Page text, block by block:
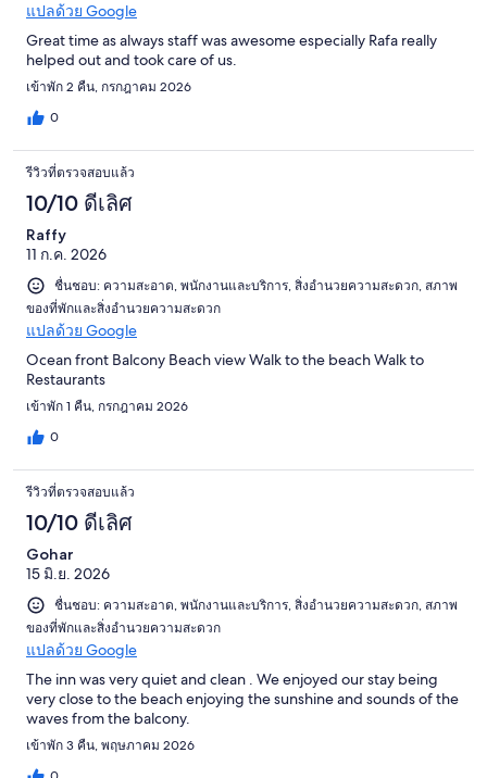
แปลด้วย Google
Great time as always staff was awesome especially Rafa really
helped out and took care of us.
เข้าพัก 2 คืน, กรกฎาคม 2026
0
รีวิวที่ตรวจสอบแล้ว
10/10 ดีเลิศ
Raffy
11 ก.ค. 2026
ชื่นชอบ: ความสะอาด, พนักงานและบริการ, สิ่งอำนวยความสะดวก, สภาพ
ของที่พักและสิ่งอำนวยความสะดวก
แปลด้วย Google
Ocean front Balcony Beach view Walk to the beach Walk to
Restaurants
เข้าพัก 1 คืน, กรกฎาคม 2026
0
รีวิวที่ตรวจสอบแล้ว
10/10 ดีเลิศ
Gohar
15 มิ.ย. 2026
ชื่นชอบ: ความสะอาด, พนักงานและบริการ, สิ่งอำนวยความสะดวก, สภาพ
ของที่พักและสิ่งอำนวยความสะดวก
แปลด้วย Google
The inn was very quiet and clean . We enjoyed our stay being
very close to the beach enjoying the sunshine and sounds of the
waves from the balcony.
เข้าพัก 3 คืน, พฤษภาคม 2026